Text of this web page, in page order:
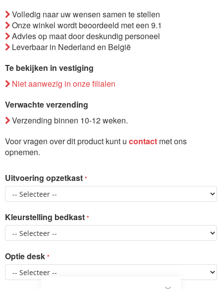
Volledig naar uw wensen samen te stellen
Onze winkel wordt beoordeeld met een 9.1
Advies op maat door deskundig personeel
Leverbaar in Nederland en België
Te bekijken in vestiging
Niet aanwezig in onze filialen
Verwachte verzending
Verzending binnen 10-12 weken.
Voor vragen over dit product kunt u contact met ons
opnemen.
Uitvoering opzetkast
Kleurstelling bedkast
Optie desk